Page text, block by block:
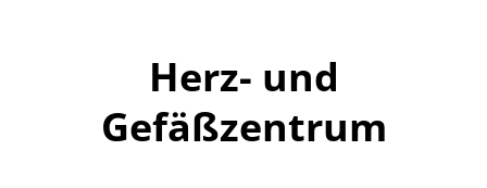
Herz- und
Gefäßzentrum